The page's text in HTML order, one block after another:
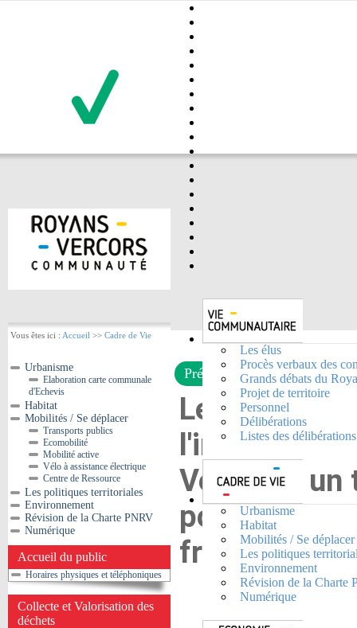
Les élus
Procès verbaux des
Grands débats du
Projet de territoire
Personnel
Délibérations
Listes des
Urbanisme
Habitat
Mobilités / Se déplacer
Les politiques
Environnement
Révision de la Charte
Numérique
Vous êtes ici : Accueil >> Cadre de Vie
Urbanisme
Elaboration carte communale
d'Echevis
Habitat
Mobilités / Se déplacer
Transports publics
Ecomobilité
Mobilité active
Vélo à assistance électrique
Centre de Ressource
Les politiques territoriales
Environnement
Révision de la Charte PNRV
Numérique
Accueil du public
Horaires physiques et téléphoniques
Collecte et Valorisation des
déchets
Présentation
Le territoire
Vercors : un
fragile !